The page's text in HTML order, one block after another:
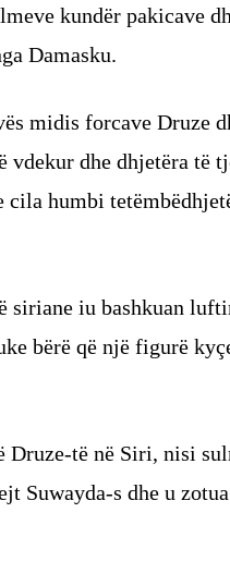
kundër pakicave
Damasku.
midis forcave Druze
vdekur dhe dhjetëra të
humbi
siriane iu bashkuan
bërë që një figurë
të në Siri, nisi
Suwayda-s dhe u